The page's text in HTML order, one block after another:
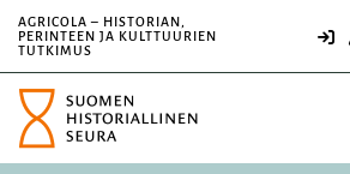
AGRICOLA – HISTORIAN,
PERINTEEN JA KULTTUURIEN
TUTKIMUS